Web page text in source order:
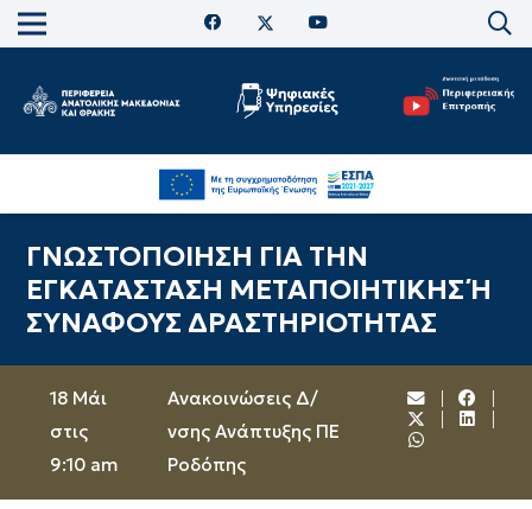
ΓΝΩΣΤΟΠΟΙΗΣΗ ΓΙΑ ΤΗN
ΕΓΚΑΤΑΣΤΑΣΗ ΜΕΤΑΠΟΙΗΤΙΚΗΣ Ή
ΣΥΝΑΦΟΥΣ ΔΡΑΣΤΗΡΙΟΤΗΤΑΣ
18 Μάι
στις
9:10 am
Ανακοινώσεις Δ/
νσης Ανάπτυξης ΠΕ
Ροδόπης